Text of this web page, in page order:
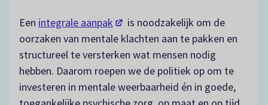
Een integrale aanpak (opent in een nieuw tabblad)
is noodzakelijk om de
oorzaken van mentale klachten aan te pakken en
structureel te versterken wat mensen nodig
hebben. Daarom roepen we de politiek op om te
investeren in mentale weerbaarheid én in goede,